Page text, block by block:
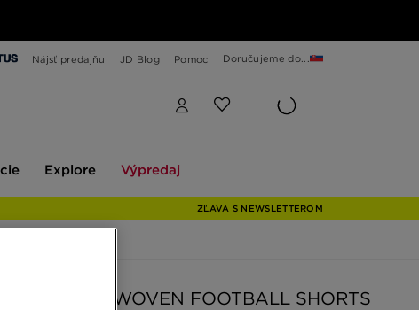
Nájsť predajňu JD Blog Pomoc Doručujeme do...
Explore Výpredaj
ZĽAVA S NEWSLETTEROM
MATCH WOVEN FOOTBALL SHORTS